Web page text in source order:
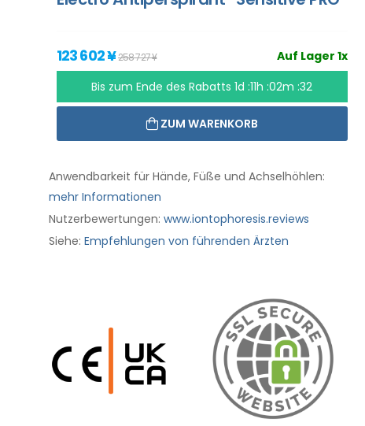
Auf Lager 1x
123 602 ¥258 727 ¥
Bis zum Ende des Rabatts1d :11h :02m :31
ZUM WARENKORB
Anwendbarkeit für Hände, Füße und Achselhöhlen:
mehr Informationen
Nutzerbewertungen: www.iontophoresis.reviews
Siehe: Empfehlungen von führenden Ärzten